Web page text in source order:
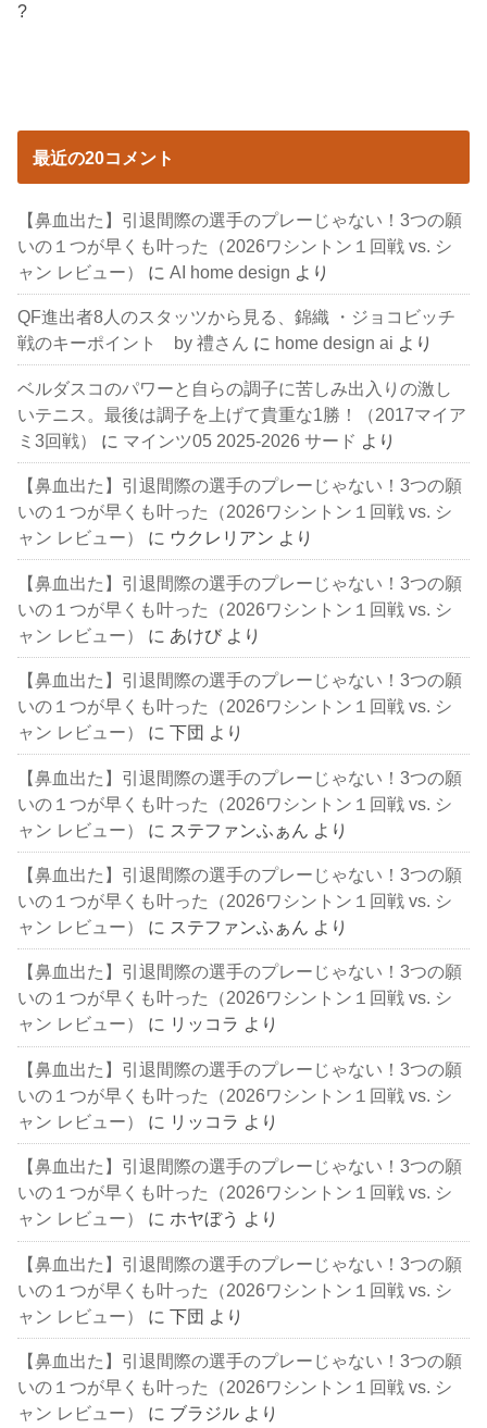
?
最近の20コメント
【鼻血出た】引退間際の選手のプレーじゃない！3つの願
いの１つが早くも叶った（2026ワシントン１回戦 vs. シ
ャン レビュー）
にAI home design より
QF進出者8人のスタッツから見る、錦織 ・ジョコビッチ
戦のキーポイント by 禮さん に home design ai より
ベルダスコのパワーと自らの調子に苦しみ出入りの激し
いテニス。最後は調子を上げて貴重な1勝！（2017マイア
ミ3回戦）
に マインツ05 2025-2026 サード より
【鼻血出た】引退間際の選手のプレーじゃない！3つの願
いの１つが早くも叶った（2026ワシントン１回戦 vs. シ
ャン レビュー）
に ウクレリアン より
【鼻血出た】引退間際の選手のプレーじゃない！3つの願
いの１つが早くも叶った（2026ワシントン１回戦 vs. シ
ャン レビュー）
に あけび より
【鼻血出た】引退間際の選手のプレーじゃない！3つの願
いの１つが早くも叶った（2026ワシントン１回戦 vs. シ
ャン レビュー）
に下団 より
【鼻血出た】引退間際の選手のプレーじゃない！3つの願
いの１つが早くも叶った（2026ワシントン１回戦 vs. シ
ャン レビュー）
に ステファンふぁん より
【鼻血出た】引退間際の選手のプレーじゃない！3つの願
いの１つが早くも叶った（2026ワシントン１回戦 vs. シ
ャン レビュー）
に ステファンふぁん より
【鼻血出た】引退間際の選手のプレーじゃない！3つの願
いの１つが早くも叶った（2026ワシントン１回戦 vs. シ
ャン レビュー）
に リッコラ より
【鼻血出た】引退間際の選手のプレーじゃない！3つの願
いの１つが早くも叶った（2026ワシントン１回戦 vs. シ
ャン レビュー）
に リッコラ より
【鼻血出た】引退間際の選手のプレーじゃない！3つの願
いの１つが早くも叶った（2026ワシントン１回戦 vs. シ
ャン レビュー）
に ホヤぼう より
【鼻血出た】引退間際の選手のプレーじゃない！3つの願
いの１つが早くも叶った（2026ワシントン１回戦 vs. シ
ャン レビュー）
に下団 より
【鼻血出た】引退間際の選手のプレーじゃない！3つの願
いの１つが早くも叶った（2026ワシントン１回戦 vs. シ
ャン レビュー）
に ブラジル より